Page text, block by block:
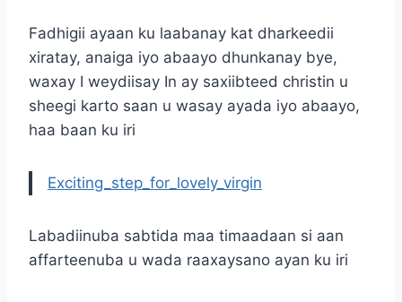
Fadhigii ayaan ku laabanay kat dharkeedii
xiratay, anaiga iyo abaayo dhunkanay bye,
waxay I weydiisay In ay saxiibteed christin u
sheegi karto saan u wasay ayada iyo abaayo,
haa baan ku iri
Exciting_step_for_lovely_virgin
Labadiinuba sabtida maa timaadaan si aan
affarteenuba u wada raaxaysano ayan ku iri